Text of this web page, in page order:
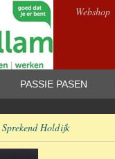
Webshop
PASSIE PASEN
Sprekend Holdijk